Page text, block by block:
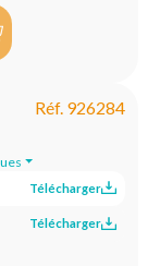
Réf. 926284
Télécharger
Télécharger